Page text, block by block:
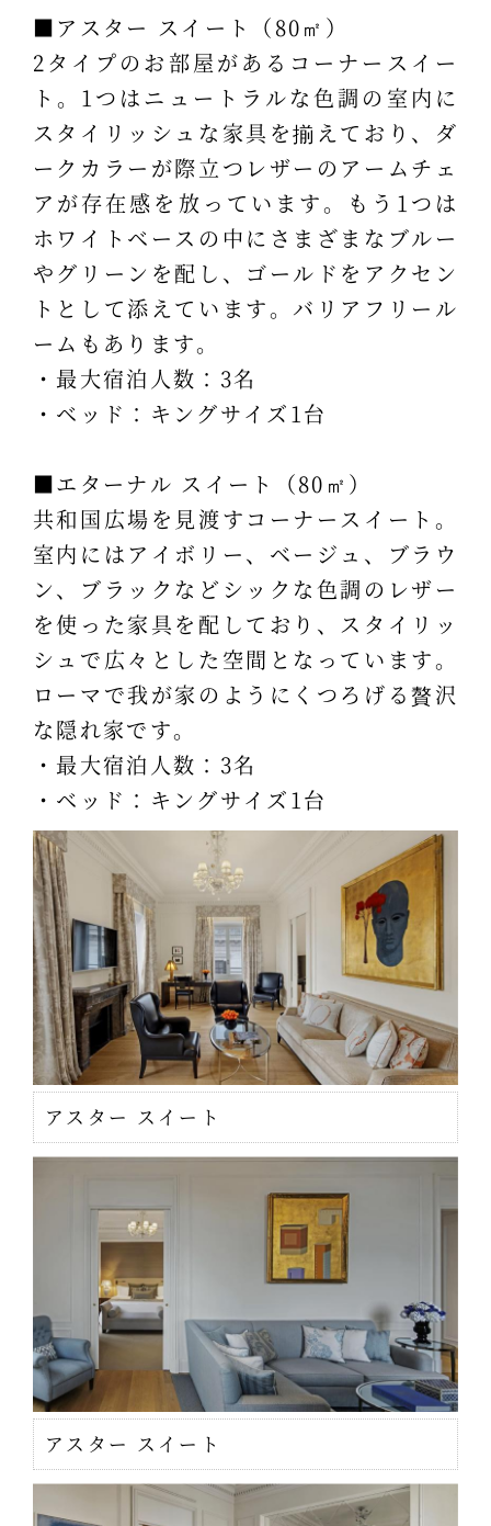
■アスター スイート（80㎡）
2タイプのお部屋があるコーナースイー
ト。1つはニュートラルな色調の室内に
スタイリッシュな家具を揃えており、ダ
ークカラーが際立つレザーのアームチェ
アが存在感を放っています。もう1つは
ホワイトベースの中にさまざまなブルー
やグリーンを配し、ゴールドをアクセン
トとして添えています。バリアフリール
ームもあります。
・最大宿泊人数：3名
・ベッド：キングサイズ1台
■エターナル スイート（80㎡）
共和国広場を見渡すコーナースイート。
室内にはアイボリー、ベージュ、ブラウ
ン、ブラックなどシックな色調のレザー
を使った家具を配しており、スタイリッ
シュで広々とした空間となっています。
ローマで我が家のようにくつろげる贅沢
な隠れ家です。
・最大宿泊人数：3名
・ベッド：キングサイズ1台
アスター スイート
アスター スイート